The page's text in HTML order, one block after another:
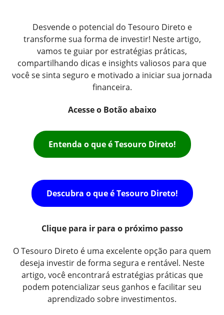
Desvende o potencial do Tesouro Direto e
transforme sua forma de investir! Neste artigo,
vamos te guiar por estratégias práticas,
compartilhando dicas e insights valiosos para que
você se sinta seguro e motivado a iniciar sua jornada
financeira.
Acesse o Botão abaixo
Entenda o que é Tesouro Direto!
Descubra o que é Tesouro Direto!
Clique para ir para o próximo passo
O Tesouro Direto é uma excelente opção para quem
deseja investir de forma segura e rentável. Neste
artigo, você encontrará estratégias práticas que
podem potencializar seus ganhos e facilitar seu
aprendizado sobre investimentos.